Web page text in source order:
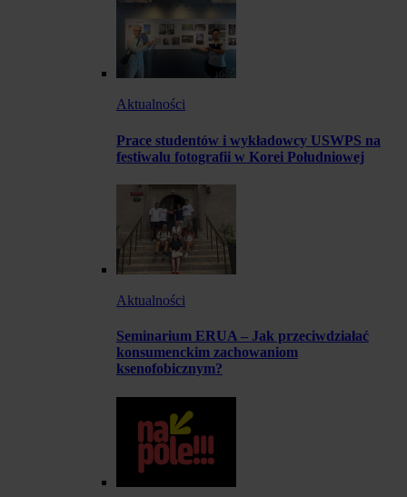
Aktualności
Prace studentów i wykładowcy USWPS na
festiwalu fotografii w Korei Południowej
Aktualności
Seminarium ERUA – Jak przeciwdziałać
konsumenckim zachowaniom
ksenofobicznym?